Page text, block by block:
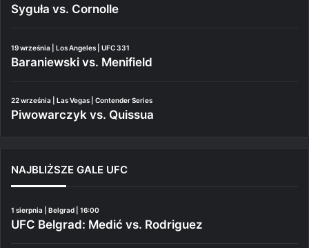
Syguła vs. Cornolle
19 września | Los Angeles | UFC 331
Baraniewski vs. Menifield
22 września | Las Vegas | Contender Series
Piwowarczyk vs. Quissua
NAJBLIŻSZE GALE UFC
1 sierpnia | Belgrad | 16:00
UFC Belgrad: Medić vs. Rodriguez